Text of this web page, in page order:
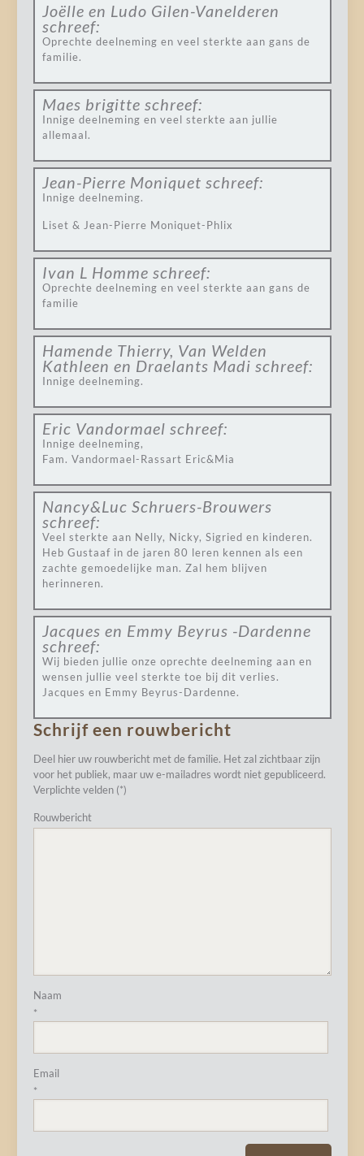
Joëlle en Ludo Gilen-Vanelderen
schreef:
Oprechte deelneming en veel sterkte aan gans de
familie.
Maes brigitte schreef:
Innige deelneming en veel sterkte aan jullie
allemaal.
Jean-Pierre Moniquet schreef:
Innige deelneming.
Liset & Jean-Pierre Moniquet-Phlix
Ivan L Homme schreef:
Oprechte deelneming en veel sterkte aan gans de
familie
Hamende Thierry, Van Welden
Kathleen en Draelants Madi schreef:
Innige deelneming.
Eric Vandormael schreef:
Innige deelneming,
Fam. Vandormael-Rassart Eric&Mia
Nancy&Luc Schruers-Brouwers
schreef:
Veel sterkte aan Nelly, Nicky, Sigried en kinderen.
Heb Gustaaf in de jaren 80 leren kennen als een
zachte gemoedelijke man. Zal hem blijven
herinneren.
Jacques en Emmy Beyrus -Dardenne
schreef:
Wij bieden jullie onze oprechte deelneming aan en
wensen jullie veel sterkte toe bij dit verlies.
Jacques en Emmy Beyrus-Dardenne.
Schrijf een rouwbericht
Deel hier uw rouwbericht met de familie. Het zal zichtbaar zijn
voor het publiek, maar uw e-mailadres wordt niet gepubliceerd.
Verplichte velden (*)
Rouwbericht
Naam
*
Email
*